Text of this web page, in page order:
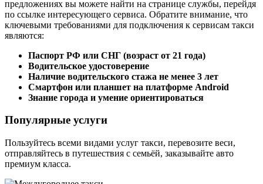
предложениях вы можете найти на странице службы, перейдя
по ссылке интересующего сервиса. Обратите внимание, что
ключевыми требованиями для подключения к сервисам такси
являются:
Паспорт РФ или СНГ (возраст от 21 года)
Водительское удостоверение
Наличие водительского стажа не менее 3 лет
Смартфон или планшет на платформе Android
Знание города и умение ориентироваться
Популярные услуги
Пользуйтесь всеми видами услуг такси, перевозите веси,
отправляйтесь в путешествия с семьёй, заказывайте авто
премиум класса.